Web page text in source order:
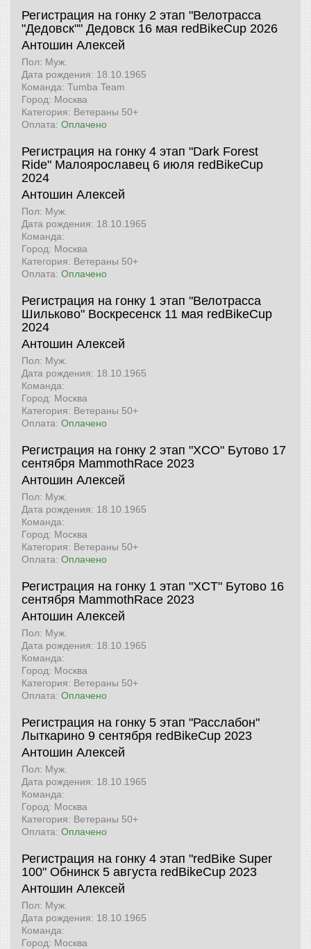
Регистрация на гонку 2 этап "Велотрасса
"Дедовск"" Дедовск 16 мая redBikeCup 2026
Антошин Алексей
Пол: Муж.
Дата рождения: 18.10.1965
Команда: Tumba Team
Город: Москва
Категория: Ветераны 50+
Оплата: Оплачено
Регистрация на гонку 4 этап "Dark Forest
Ride" Малоярославец 6 июля redBikeCup
2024
Антошин Алексей
Пол: Муж.
Дата рождения: 18.10.1965
Команда:
Город: Москва
Категория: Ветераны 50+
Оплата: Оплачено
Регистрация на гонку 1 этап "Велотрасса
Шильково" Воскресенск 11 мая redBikeCup
2024
Антошин Алексей
Пол: Муж.
Дата рождения: 18.10.1965
Команда:
Город: Москва
Категория: Ветераны 50+
Оплата: Оплачено
Регистрация на гонку 2 этап "XCO" Бутово 17
сентября MammothRace 2023
Антошин Алексей
Пол: Муж.
Дата рождения: 18.10.1965
Команда:
Город: Москва
Категория: Ветераны 50+
Оплата: Оплачено
Регистрация на гонку 1 этап "XCT" Бутово 16
сентября MammothRace 2023
Антошин Алексей
Пол: Муж.
Дата рождения: 18.10.1965
Команда:
Город: Москва
Категория: Ветераны 50+
Оплата: Оплачено
Регистрация на гонку 5 этап "Расслабон"
Лыткарино 9 сентября redBikeCup 2023
Антошин Алексей
Пол: Муж.
Дата рождения: 18.10.1965
Команда:
Город: Москва
Категория: Ветераны 50+
Оплата: Оплачено
Регистрация на гонку 4 этап "redBike Super
100" Обнинск 5 августа redBikeCup 2023
Антошин Алексей
Пол: Муж.
Дата рождения: 18.10.1965
Команда:
Город: Москва